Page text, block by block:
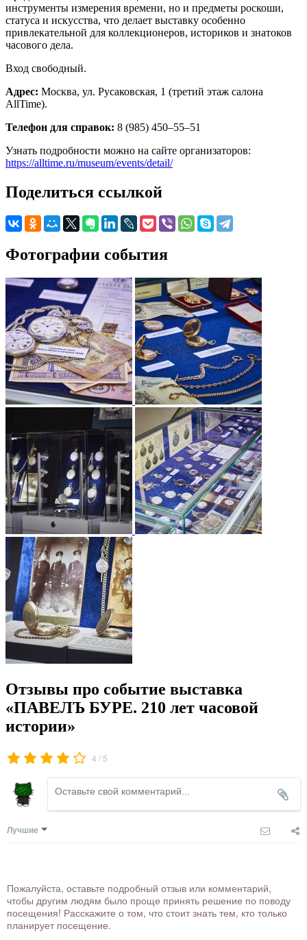
инструменты измерения времени, но и предметы роскоши,
статуса и искусства, что делает выставку особенно
привлекательной для коллекционеров, историков и знатоков
часового дела.
Вход свободный.
Адрес: Москва, ул. Русаковская, 1 (третий этаж салона
AllTime).
Телефон для справок: 8 (985) 450–55–51
Узнать подробности можно на сайте организаторов:
https://alltime.ru/museum/events/detail/
Поделиться ссылкой
Фотографии события
Отзывы про событие выставка
«ПАВЕЛЪ БУРЕ. 210 лет часовой
истории»
4 / 5
Лучшие
Пожалуйста, оставьте подробный отзыв или комментарий,
чтобы другим людям было проще принять решение по поводу
посещения! Расскажите о том, что стоит знать тем, кто только
планирует посещение.